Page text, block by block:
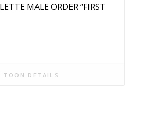
MALE ORDER “FIRST
TOON DETAILS